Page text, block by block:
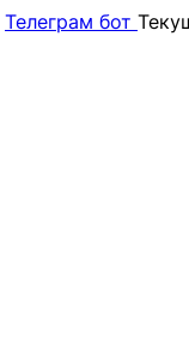
Телеграм бот